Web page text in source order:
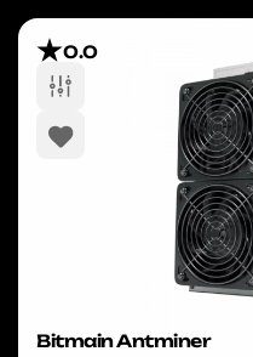
Bitmain Antminer
0.0